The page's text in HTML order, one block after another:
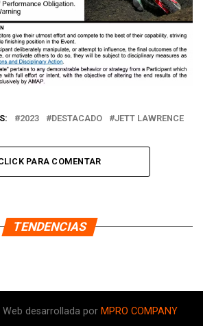
2023 DESTACADO JETT LAWRENCE
PARA COMENTAR
TENDENCIAS
desarrollada por MPRO COMPANY